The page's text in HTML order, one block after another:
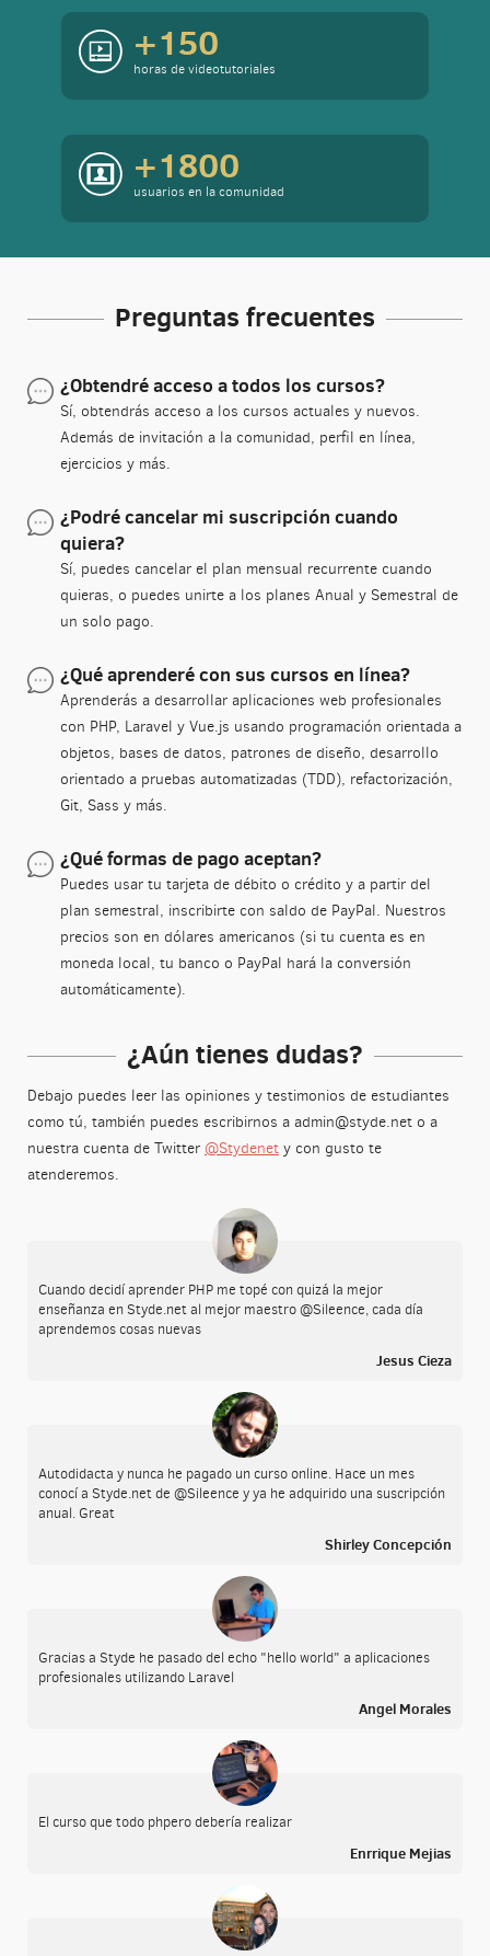
+150
horas de videotutoriales
+1800
usuarios en la comunidad
Preguntas frecuentes
¿Obtendré acceso a todos los cursos?
Sí, obtendrás acceso a los cursos actuales y nuevos.
Además de invitación a la comunidad, perfil en línea,
ejercicios y más.
¿Podré cancelar mi suscripción cuando
quiera?
Sí, puedes cancelar el plan mensual recurrente cuando
quieras, o puedes unirte a los planes Anual y Semestral de
un solo pago.
¿Qué aprenderé con sus cursos en línea?
Aprenderás a desarrollar aplicaciones web profesionales
con PHP, Laravel y Vue.js usando programación orientada a
objetos, bases de datos, patrones de diseño, desarrollo
orientado a pruebas automatizadas (TDD), refactorización,
Git, Sass y más.
¿Qué formas de pago aceptan?
Puedes usar tu tarjeta de débito o crédito y a partir del
plan semestral, inscribirte con saldo de PayPal. Nuestros
precios son en dólares americanos (si tu cuenta es en
moneda local, tu banco o PayPal hará la conversión
automáticamente).
¿Aún tienes dudas?
Debajo puedes leer las opiniones y testimonios de estudiantes
como tú, también puedes escribirnos a admin@styde.neto a
nuestra cuenta de Twitter @Stydenety con gusto te
atenderemos.
Cuando decidí aprender PHP me topé con quizá la mejor
enseñanza en Styde.net al mejor maestro @Sileence, cada día
aprendemos cosas nuevas
Jesus Cieza
Autodidacta y nunca he pagado un curso online. Hace un mes
conocí a Styde.net de @Sileence y ya he adquirido una suscripción
anual. Great
Shirley Concepción
Gracias a Styde he pasado del echo "hello world" a aplicaciones
profesionales utilizando Laravel
Angel Morales
El curso que todo phpero debería realizar
Enrrique Mejias